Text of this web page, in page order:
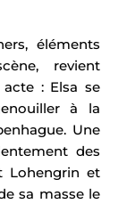
éléments
revient
: Elsa se
à la
Une
des
Lohengrin et
sa masse le